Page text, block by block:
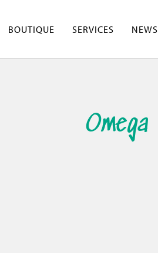
BOUTIQUE SERVICES NEWS
Omega